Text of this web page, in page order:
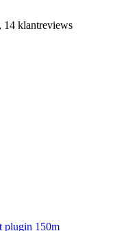
14 klantreviews
plugin 150m